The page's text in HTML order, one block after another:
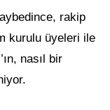
rakip
kurulu üyeleri ile
nasıl bir